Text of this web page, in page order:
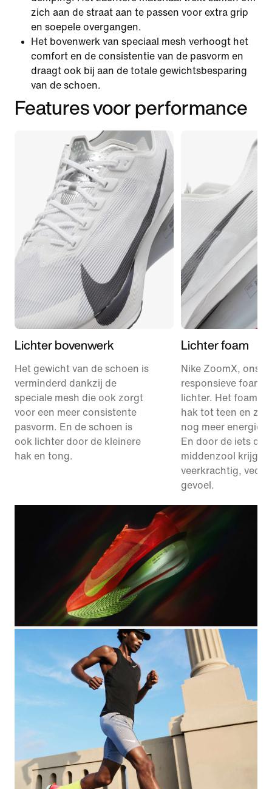
zich aan de straat aan te passen voor extra grip
en soepele overgangen.
Het bovenwerk van speciaal mesh verhoogt het
comfort en de consistentie van de pasvorm en
draagt ook bij aan de totale gewichtsbesparing
van de schoen.
Features voor performance
Lichter bovenwerk
Het gewicht van de schoen is
verminderd dankzij de
speciale mesh die ook zorgt
voor een meer consistente
pasvorm. En de schoen is
ook lichter door de kleinere
hak en tong.
Lichter foam
Nike ZoomX, ons
responsieve foam,
lichter. Het foam
hak tot teen en
nog meer
En door de iets
middenzool krijg je
veerkrachtig,
gevoel.